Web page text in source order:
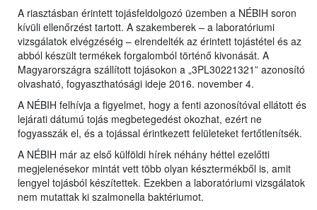
A riasztásban érintett tojásfeldolgozó üzemben a NÉBIH soron
kívüli ellenőrzést tartott. A szakemberek – a laboratóriumi
vizsgálatok elvégzéséig – elrendelték az érintett tojástétel és az
abból készült termékek forgalomból történő kivonását. A
Magyarországra szállított tojásokon a „3PL30221321” azonosító
olvasható, fogyaszthatósági ideje 2016. november 4.
A NÉBIH felhívja a figyelmet, hogy a fenti azonosítóval ellátott és
lejárati dátumú tojás megbetegedést okozhat, ezért ne
fogyasszák el, és a tojással érintkezett felületeket fertőtlenítsék.
A NÉBIH már az első külföldi hírek néhány héttel ezelőtti
megjelenésekor mintát vett több olyan késztermékből is, amit
lengyel tojásból készítettek. Ezekben a laboratóriumi vizsgálatok
nem mutattak ki szalmonella baktériumot.